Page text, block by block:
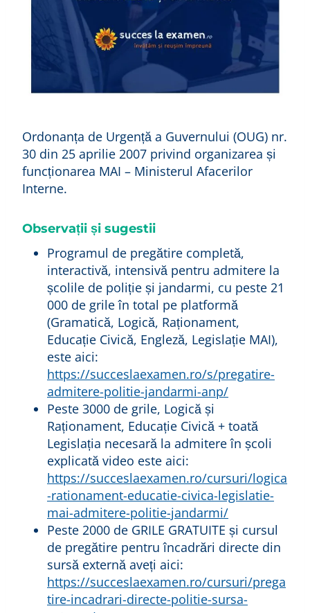
Ordonanța de Urgență a Guvernului (OUG) nr.
30 din 25 aprilie 2007 privind organizarea și
funcționarea MAI – Ministerul Afacerilor
Interne.
Observații și sugestii
Programul de pregătire completă,
interactivă, intensivă pentru admitere la
școlile de poliție și jandarmi, cu peste 21
000 de grile în total pe platformă
(Gramatică, Logică, Raționament,
Educație Civică, Engleză, Legislație MAI),
este aici:
https://succeslaexamen.ro/s/pregatire-
admitere-politie-jandarmi-anp/
Peste 3000 de grile, Logică și
Raționament, Educație Civică + toată
Legislația necesară la admitere în școli
explicată video este aici:
https://succeslaexamen.ro/cursuri/logica
-rationament-educatie-civica-legislatie-
mai-admitere-politie-jandarmi/
Peste 2000 de GRILE GRATUITE și cursul
de pregătire pentru încadrări directe din
sursă externă aveți aici:
https://succeslaexamen.ro/cursuri/prega
tire-incadrari-directe-politie-sursa-